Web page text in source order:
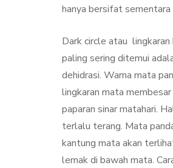
hanya bersifat sementara
Dark circle atau
paling sering ditemui
dehidrasi. Warna mata
lingkaran mata
paparan sinar matahari.
terlalu terang. Mata
kantung mata akan
lemak di bawah mata.